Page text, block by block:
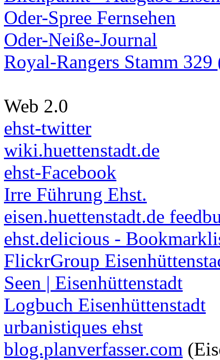
Oder-Spree Fernsehen
Oder-Neiße-Journal
Royal-Rangers Stamm
Web 2.0
ehst-twitter
wiki.huettenstadt.de
ehst-Facebook
Irre Führung Ehst.
eisen.huettenstadt.de
ehst.delicious -
FlickrGroup
Seen | Eisenhüttenstadt
Logbuch Eisenhüttenstadt
urbanistiques ehst
blog.planverfasser.com